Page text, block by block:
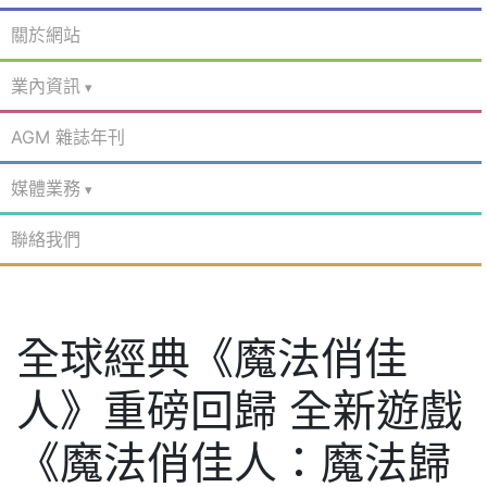
關於網站
業內資訊
AGM 雜誌年刊
媒體業務
聯絡我們
全球經典《魔法俏佳
人》重磅回歸 全新遊戲
《魔法俏佳人：魔法歸